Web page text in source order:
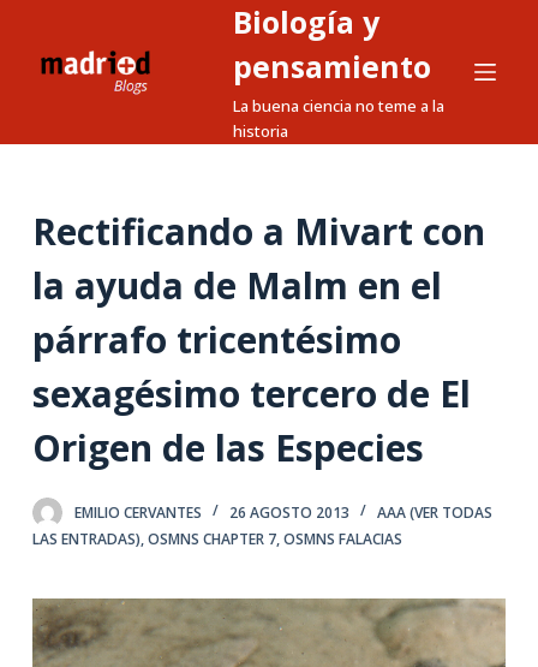
a
n
e
o
Biología y
pensamiento
La buena ciencia no teme a la
historia
Rectificando a Mivart con
la ayuda de Malm en el
párrafo tricentésimo
sexagésimo tercero de El
Origen de las Especies
EMILIO CERVANTES 26 AGOSTO 2013
AAA (VER TODAS
LAS ENTRADAS),OSMNS CHAPTER 7,OSMNS FALACIAS